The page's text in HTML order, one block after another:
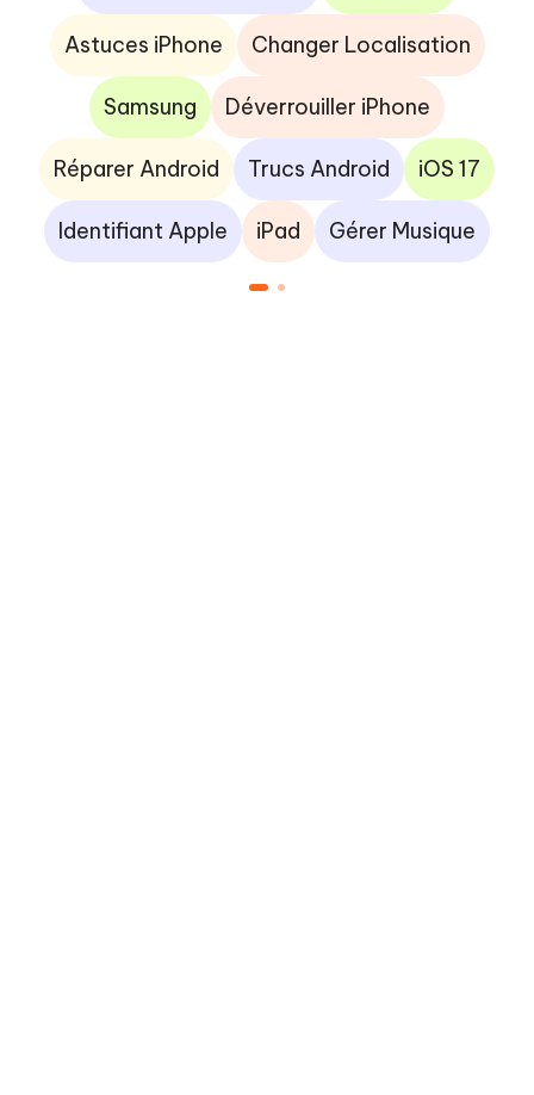
Astuces iPhone Changer Localisation
Samsung Déverrouiller iPhone
Réparer Android Trucs Android iOS 17
Identifiant Apple iPad Gérer Musique